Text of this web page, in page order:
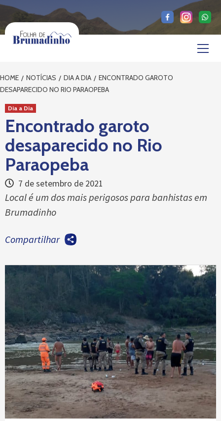
Skip
content
HOME NOTÍCIAS DIA A DIA
ENCONTRADO GAROTO
DESAPARECIDO NO RIO PARAOPEBA
Dia a Dia
Encontrado garoto
desaparecido no Rio
Paraopeba
7 de setembro de 2021
Local é um dos mais perigosos para banhistas em
Brumadinho
Compartilhar